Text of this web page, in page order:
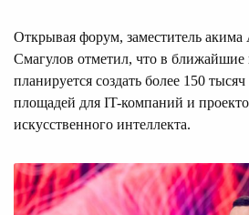
Открывая форум, заместитель
Смагулов отметил, что в ближайшие
планируется создать более 150
площадей для IT-компаний и
искусственного интеллекта.